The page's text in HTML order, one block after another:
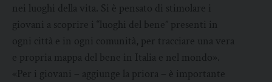
nei luoghi della vita. Si è pensato di stimolare i
giovani a scoprire i “luoghi del bene” presenti in
ogni città e in ogni comunità, per tracciare una vera
e propria mappa del bene in Italia e nel mondo».
«Per i giovani – aggiunge la priora – è importante